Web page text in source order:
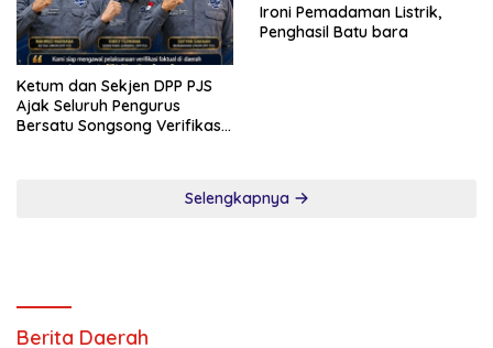
Ketum dan Sekjen DPP PJS
Ajak Seluruh Pengurus
Bersatu Songsong Verifikasi
Ironi Pemadaman Listrik,
Penghasil Batu bara
Selengkapnya
Berita Daerah